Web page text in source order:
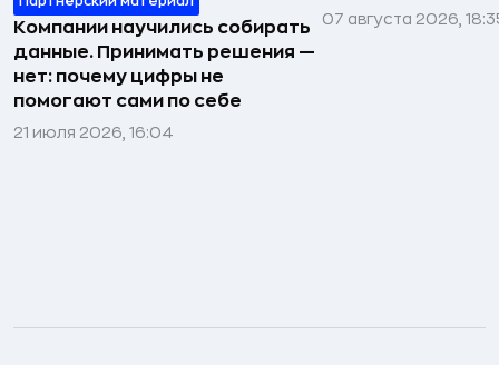
Компании научились собирать
данные. Принимать решения —
нет: почему цифры не
помогают сами по себе
21 июля 2026, 16:04
07 августа 2026,